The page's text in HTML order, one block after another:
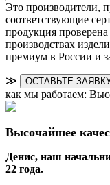
Это производители,
соответствующие
продукция
производствах
премиум в России и
≫ ОСТАВЬТЕ
как мы работаем:
Высочайшее
Денис, наш
22 года.